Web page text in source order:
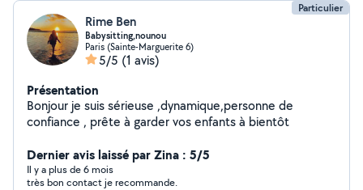
Particulier
Rime Ben
Babysitting,nounou
Paris (Sainte-Marguerite 6)
5/5 (1 avis)
Présentation
Bonjour je suis sérieuse ,dynamique,personne de
confiance , prête à garder vos enfants à bientôt
Dernier avis laissé par Zina : 5/5
Il y a plus de 6 mois
très bon contact je recommande.